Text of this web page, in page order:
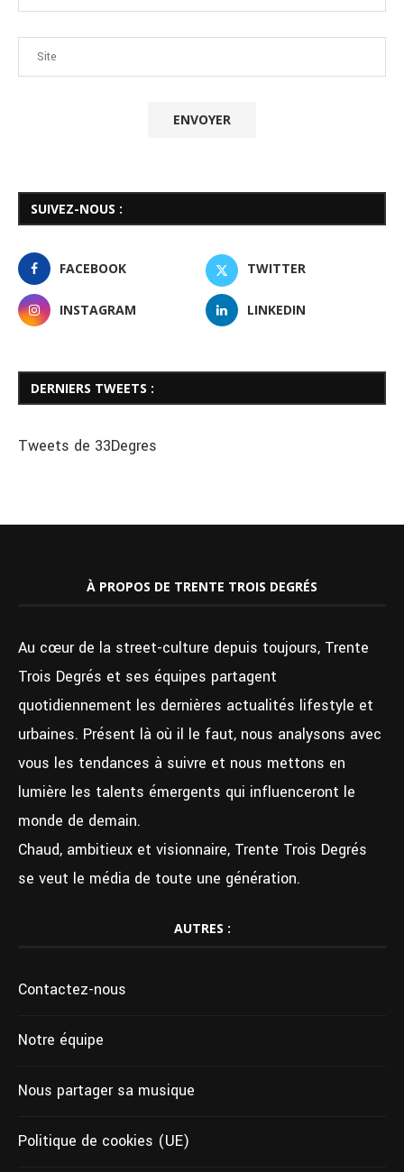
SUIVEZ-NOUS :
FACEBOOK TWITTER
INSTAGRAM LINKEDIN
DERNIERS TWEETS :
Tweets de 33Degres
À PROPOS DE TRENTE TROIS DEGRÉS
Au cœur de la street-culture depuis toujours, Trente
Trois Degrés et ses équipes partagent
quotidiennement les dernières actualités lifestyle et
urbaines. Présent là où il le faut, nous analysons avec
vous les tendances à suivre et nous mettons en
lumière les talents émergents qui influenceront le
monde de demain.
Chaud, ambitieux et visionnaire, Trente Trois Degrés
se veut le média de toute une génération.
AUTRES :
Contactez-nous
Notre équipe
Nous partager sa musique
Politique de cookies (UE)